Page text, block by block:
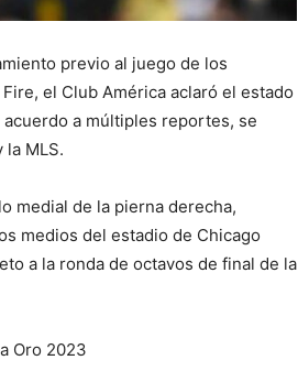
previo al juego de los
el Club América aclaró el estado
a múltiples reportes, se
la MLS.
medial de la pierna derecha,
medios del estadio de Chicago
a la ronda de octavos de final de la
Oro 2023